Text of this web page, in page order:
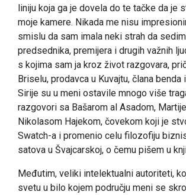
liniju koja ga je dovela do te tačke da je
moje kamere. Nikada me nisu
smislu da sam imala neki strah da
predsednika, premijera i drugih važnih
s kojima sam ja kroz život razgovara,
Briselu, prodavca u Kuvajtu, člana benda
Sirije su u meni ostavile mnogo više
razgovori sa Bašarom al Asadom,
Nikolasom Hajekom, čovekom koji je
Swatch-a i promenio celu filozofiju
satova u Švajcarskoj, o čemu pišem u
Međutim, veliki intelektualni autoriteti,
svetu u bilo kojem području meni se